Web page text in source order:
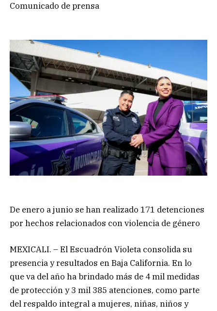
Comunicado de prensa
De enero a junio se han realizado 171 detenciones
por hechos relacionados con violencia de género
MEXICALI. – El Escuadrón Violeta consolida su
presencia y resultados en Baja California. En lo
que va del año ha brindado más de 4 mil medidas
de protección y 3 mil 385 atenciones, como parte
del respaldo integral a mujeres, niñas, niños y